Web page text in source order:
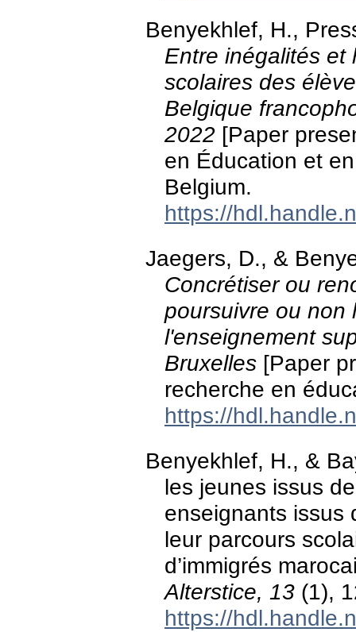
Benyekhlef, H.,
Entre inégalités et
scolaires des
Belgique
2022 [Paper
en Éducation et
Belgium.
https://
Jaegers, D., &
Concrétiser ou
poursuivre ou non
l'enseignement
Bruxelles [Paper
recherche en
https://
Benyekhlef, H., &
les jeunes issus
enseignants issus
leur parcours
d’immigrés
Alterstice, 13 (1),
https://